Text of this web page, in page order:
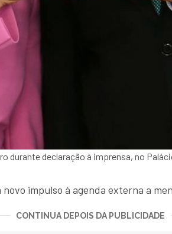
durante declaração à imprensa, no
impulso à agenda externa a
CONTINUA DEPOIS DA PUBLICIDADE